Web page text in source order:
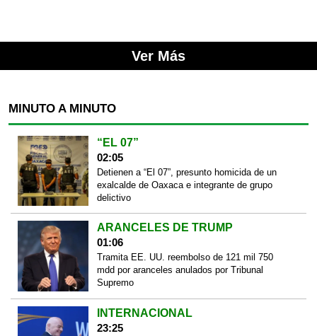
Ver Más
MINUTO A MINUTO
“EL 07”
02:05
Detienen a “El 07”, presunto homicida de un
exalcalde de Oaxaca e integrante de grupo
delictivo
ARANCELES DE TRUMP
01:06
Tramita EE. UU. reembolso de 121 mil 750
mdd por aranceles anulados por Tribunal
Supremo
INTERNACIONAL
23:25